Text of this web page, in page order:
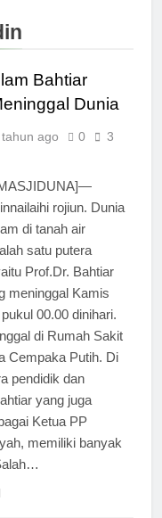
Bahtiar
Dunia
ago 0
3
rojiun. Dunia
di tanah air
satu putera
Prof.Dr. Bahtiar
meninggal Kamis
00.00 dinihari.
di Rumah Sakit
Cempaka Putih. Di
pendidik dan
yang juga
Ketua PP
memiliki banyak